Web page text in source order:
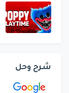
شرح وحل